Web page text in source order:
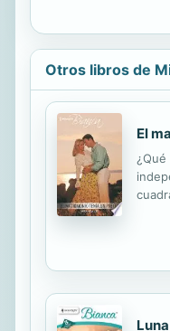
Otros libros de
El